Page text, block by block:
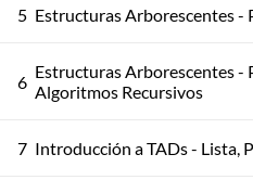
5 Estructuras Arborescentes -
6 Estructuras Arborescentes -
Algoritmos Recursivos
7 Introducción a TADs - Lista,